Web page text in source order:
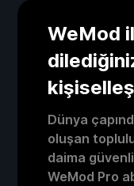
WeMod
Dünya
oluşan
daima
WeMod Pro